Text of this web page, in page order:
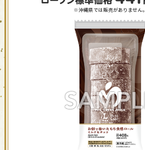
※沖縄県では販売がありません。